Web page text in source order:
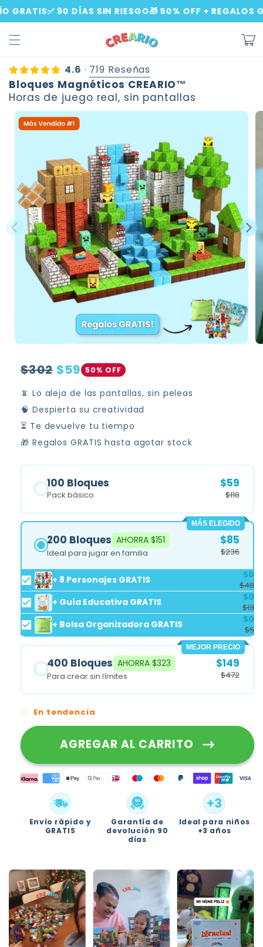
Ir
directamente
✅ 90 DÍAS SIN RIESGO 🎁 50% OFF + REGALOS GRATIS
4.6 · 719 Reseñas
Bloques Magnéticos CREARIO™
Horas de juego real, sin pantallas
directamente
a la
Precio
habitual
$59
Precio
de
oferta
$302 50% OFF
📵 Lo aleja de las pantallas, sin peleas
🧠 Despierta su creatividad
⏳ Te devuelve tu tiempo
🎁 Regalos GRATIS hasta agotar stock
100 Bloques
Pack básico
$59
$118
MÁS ELEGIDO
200 Bloques AHORRA $151
Ideal para jugar en familia
$85
$236
+ 8 Personajes GRATIS $0
$48
+ Guía Educativa GRATIS $0
$13
+ Bolsa Organizadora GRATIS $0
$5
MEJOR PRECIO
400 Bloques AHORRA $323
Para crear sin límites
$149
$472
En tendencia
AGREGAR AL CARRITO
Envío rápido y
GRATIS
Garantía de
devolución 90
días
Ideal para niños
+3 años